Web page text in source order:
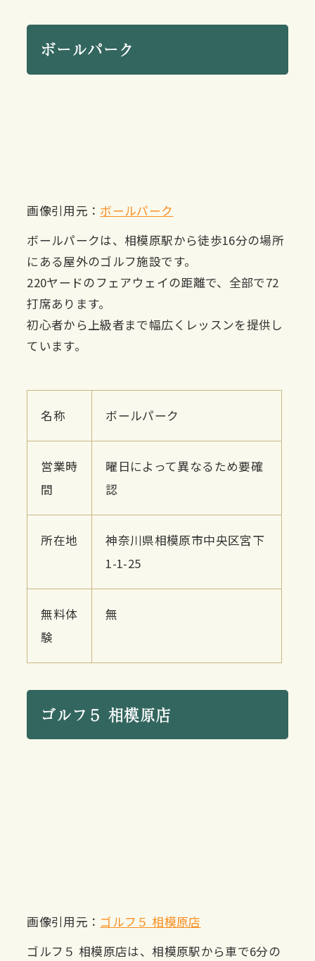
ボールパーク
画像引用元： ボールパーク
ボールパークは、相模原駅から徒歩16分の場所
にある屋外のゴルフ施設です。
220ヤードのフェアウェイの距離で、全部で72
打席あります。
初心者から上級者まで幅広くレッスンを提供し
ています。
名称 ボールパーク
営業時
間
曜日によって異なるため要確
認
所在地
神奈川県相模原市中央区宮下
1-1-25
無料体
験
無
ゴルフ５ 相模原店
画像引用元： ゴルフ５ 相模原店
ゴルフ５ 相模原店は、相模原駅から車で6分の